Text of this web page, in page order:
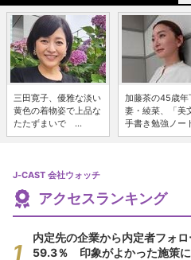
三田寛子、優雅な淡い
黄色の着物姿で上品な
たたずまいで ...
加藤茶の45歳年
妻・綾菜、「美
手書き勉強ノー
J-CAST 会社ウォッチ
アクセスランキング
内定先の企業から内定者フォ
59.3％ 印象がよかった施策